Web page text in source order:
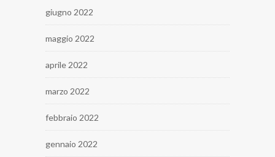
giugno 2022
maggio 2022
aprile 2022
marzo 2022
febbraio 2022
gennaio 2022